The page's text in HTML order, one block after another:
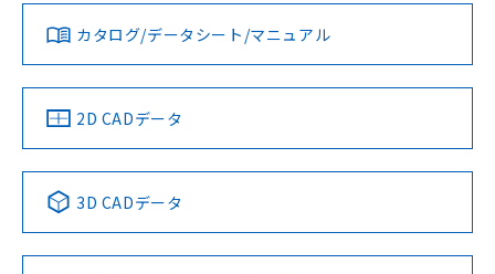
みください。
ソフトウェアの使用条件
対応済み
中国 RoHS 注意事項・凡例
Pb Hg Cd Cr(VI)
LR型式承認
（イギリス
船舶規格）
DNV型式承認
（ノルウェー
BV型式承認
（フランス
KR型式
（韓国
No No No No
この製品の規格認証/適合状況ページへ
その他の認証はこちらのページからご検索ください
カタログ/データシート/マニュアル
2D CADデータ
3D CADデータ